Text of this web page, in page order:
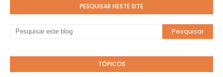
PESQUISAR NESTE SITE
TÓPICOS